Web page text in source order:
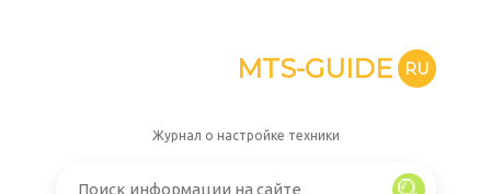
MTS-GUIDE RU
Журнал о настройке техники